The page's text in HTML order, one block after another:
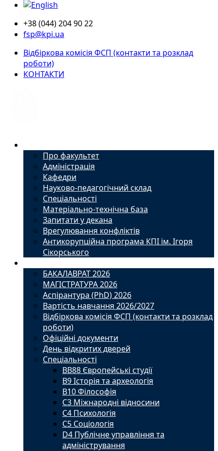
+38 (044) 204 90 22
fsp@kpi.ua
Відбіркова комісія ФСП (контакти та розклад
роботи)
КОНТАКТИ
Про факультет
Адміністрація
Кафедри
Науково-педагогічний склад
Спеціальності
Матеріально-технічна база
Запитати у декана
Врегулювання конфліктів
Антикорупційна програма КПІ ім. Ігоря
Сікорського
БАКАЛАВРАТ 2026
МАГІСТРАТУРА 2026
Аспірантура (PhD) 2026
Вартість навчання 2026/2027
Відбіркова комісія ФСП (контакти та розклад
роботи)
Офіційні документи
День відкритих дверей
Спеціальності
BВ88 Європейські студії
B9 Історія та археологія
B10 Філософія
C3 Міжнародні відносини
C4 Психологія
С5 Соціологія
D4 Публічне управління та
адміністрування